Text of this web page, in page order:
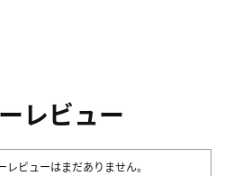
レビュー
ビューはまだありません。